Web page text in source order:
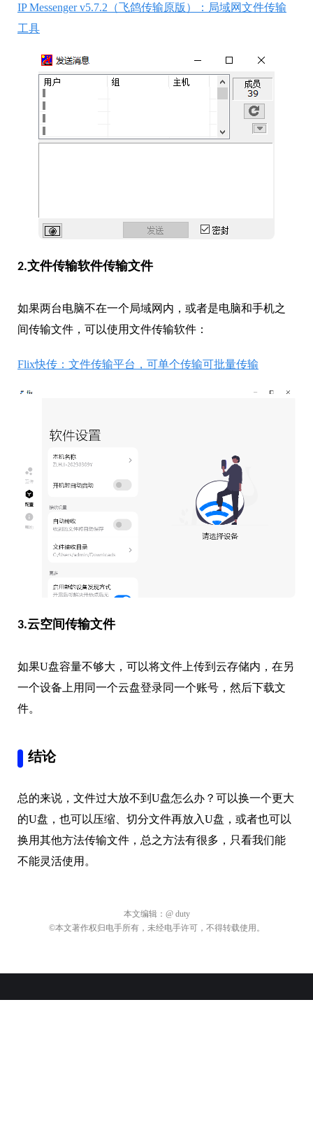
IP Messenger v5.7.2（飞鸽传输原版）：局域网文件传输
工具
2.文件传输软件传输文件
如果两台电脑不在一个局域网内，或者是电脑和手机之
间传输文件，可以使用文件传输软件：
Flix快传：文件传输平台，可单个传输可批量传输
3.云空间传输文件
如果U盘容量不够大，可以将文件上传到云存储内，在另
一个设备上用同一个云盘登录同一个账号，然后下载文
件。
结论
总的来说，文件过大放不到U盘怎么办？可以换一个更大
的U盘，也可以压缩、切分文件再放入U盘，或者也可以
换用其他方法传输文件，总之方法有很多，只看我们能
不能灵活使用。
本文编辑： @ duty
©本文著作权归电手所有，未经电手许可，不得转载使用。